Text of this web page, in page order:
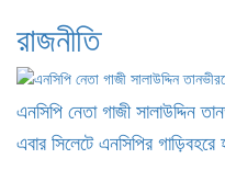
রাজনীতি
এনসিপি নেতা গাজী সালাউদ্দিন
এবার সিলেটে এনসিপির গাড়িবহরে